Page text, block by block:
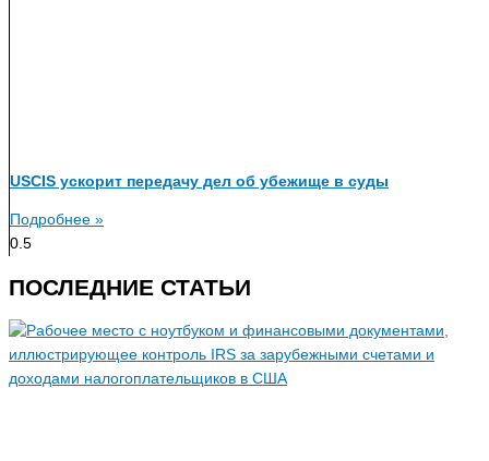
USCIS ускорит передачу дел об убежище в суды
Подробнее »
ПОСЛЕДНИЕ СТАТЬИ